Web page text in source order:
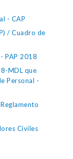
- CAP
/ Cuadro de
PAP 2018
MDL que
Personal -
Civiles